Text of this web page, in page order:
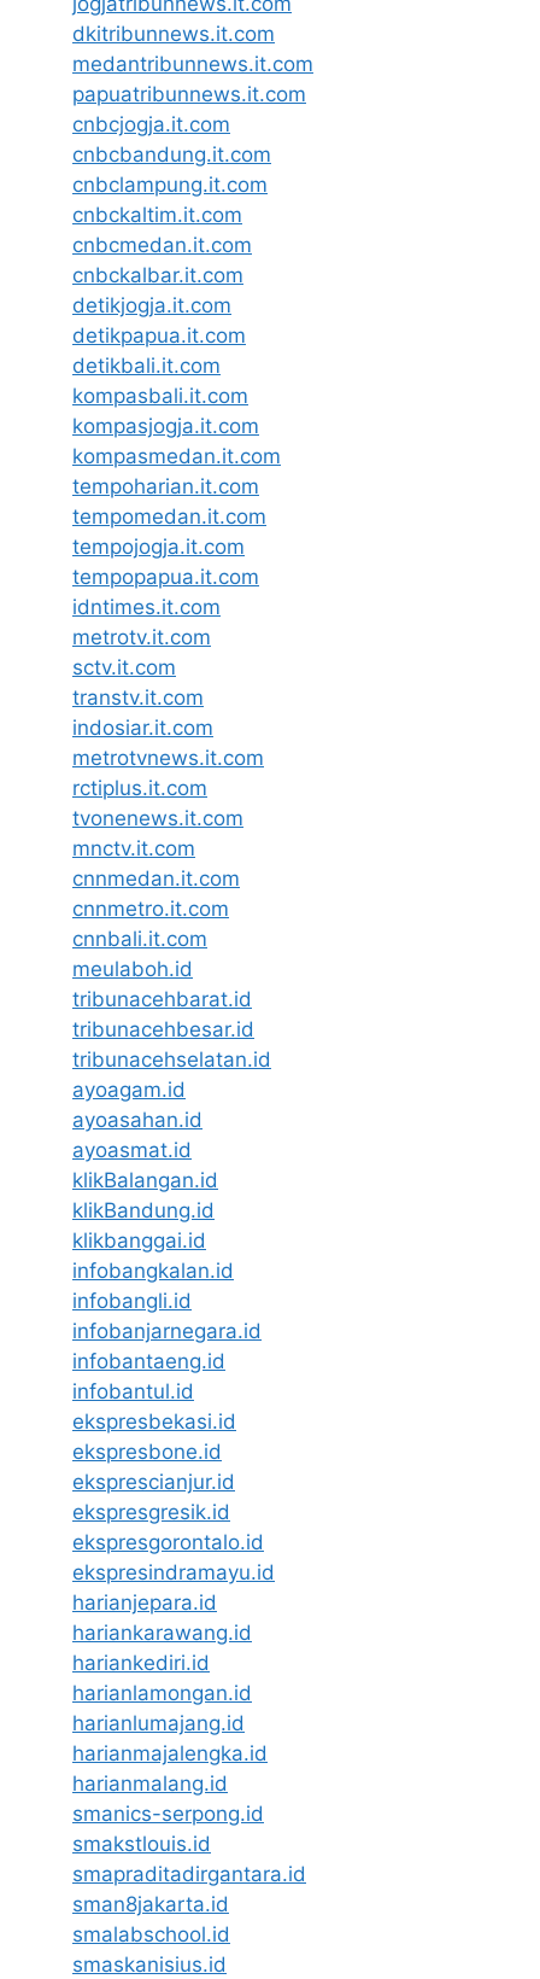
dkitribunnews.it.com
medantribunnews.it.com
papuatribunnews.it.com
cnbcjogja.it.com
cnbcbandung.it.com
cnbclampung.it.com
cnbckaltim.it.com
cnbcmedan.it.com
cnbckalbar.it.com
detikjogja.it.com
detikpapua.it.com
detikbali.it.com
kompasbali.it.com
kompasjogja.it.com
kompasmedan.it.com
tempoharian.it.com
tempomedan.it.com
tempojogja.it.com
tempopapua.it.com
idntimes.it.com
metrotv.it.com
sctv.it.com
transtv.it.com
indosiar.it.com
metrotvnews.it.com
rctiplus.it.com
tvonenews.it.com
mnctv.it.com
cnnmedan.it.com
cnnmetro.it.com
cnnbali.it.com
meulaboh.id
tribunacehbarat.id
tribunacehbesar.id
tribunacehselatan.id
ayoagam.id
ayoasahan.id
ayoasmat.id
klikBalangan.id
klikBandung.id
klikbanggai.id
infobangkalan.id
infobangli.id
infobanjarnegara.id
infobantaeng.id
infobantul.id
ekspresbekasi.id
ekspresbone.id
eksprescianjur.id
ekspresgresik.id
ekspresgorontalo.id
ekspresindramayu.id
harianjepara.id
hariankarawang.id
hariankediri.id
harianlamongan.id
harianlumajang.id
harianmajalengka.id
harianmalang.id
smanics-serpong.id
smakstlouis.id
smapraditadirgantara.id
sman8jakarta.id
smalabschool.id
smaskanisius.id